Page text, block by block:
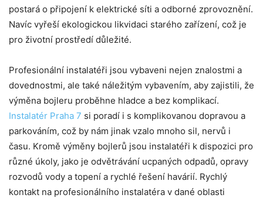
postará o připojení k elektrické síti a odborné zprovoznění.
Navíc vyřeší ekologickou likvidaci starého zařízení, což je
pro životní prostředí důležité.
Profesionální instalatéři jsou vybaveni nejen znalostmi a
dovednostmi, ale také náležitým vybavením, aby zajistili, že
výměna bojleru proběhne hladce a bez komplikací.
Instalatér Praha 7 si poradí i s komplikovanou dopravou a
parkováním, což by nám jinak vzalo mnoho sil, nervů i
času. Kromě výměny bojlerů jsou instalatéři k dispozici pro
různé úkoly, jako je odvětrávání ucpaných odpadů, opravy
rozvodů vody a topení a rychlé řešení havárií. Rychlý
kontakt na profesionálního instalatéra v dané oblasti